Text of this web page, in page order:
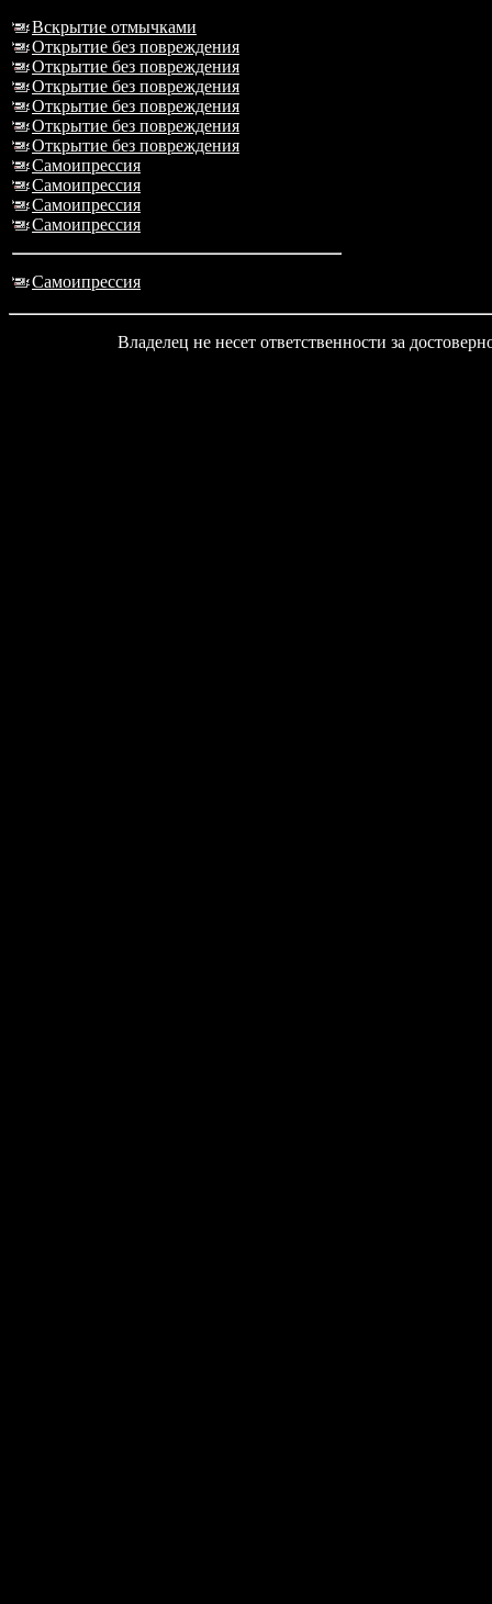
Вскрытие отмычками
Открытие без повреждения
Открытие без повреждения
Открытие без повреждения
Открытие без повреждения
Открытие без повреждения
Открытие без повреждения
Самоипрессия
Самоипрессия
Самоипрессия
Самоипрессия
Самоипрессия
Владелец не несет ответственности за